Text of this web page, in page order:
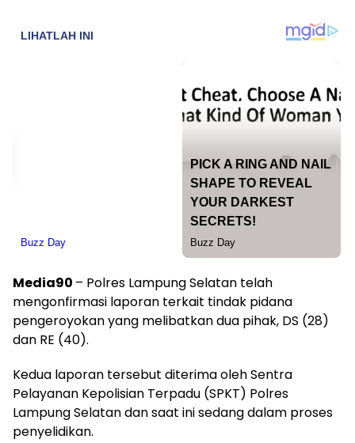
Media90 – Polres Lampung Selatan telah
mengonfirmasi laporan terkait tindak pidana
pengeroyokan yang melibatkan dua pihak, DS (28)
dan RE (40).
Kedua laporan tersebut diterima oleh Sentra
Pelayanan Kepolisian Terpadu (SPKT) Polres
Lampung Selatan dan saat ini sedang dalam proses
penyelidikan.